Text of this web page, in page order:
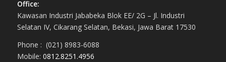
Office:
Kawasan Industri Jababeka Blok EE/ 2G – Jl. Industri
Selatan IV, Cikarang Selatan, Bekasi, Jawa Barat 17530
Phone : (021) 8983-6088
Mobile: 0812.8251.4956